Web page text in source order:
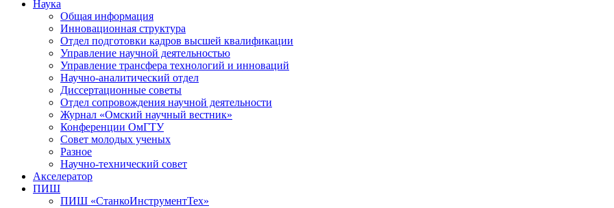
Наука
Общая информация
Инновационная структура
Отдел подготовки кадров высшей квалификации
Управление научной деятельностью
Управление трансфера технологий и инноваций
Научно-аналитический отдел
Диссертационные советы
Отдел сопровождения научной деятельности
Журнал «Омский научный вестник»
Конференции ОмГТУ
Совет молодых ученых
Разное
Научно-технический совет
Акселератор
ПИШ
ПИШ «СтанкоИнструментТех»